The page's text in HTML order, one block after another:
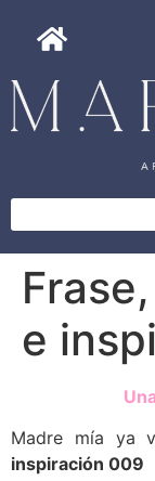
e
Madre mía ya
inspiración 009